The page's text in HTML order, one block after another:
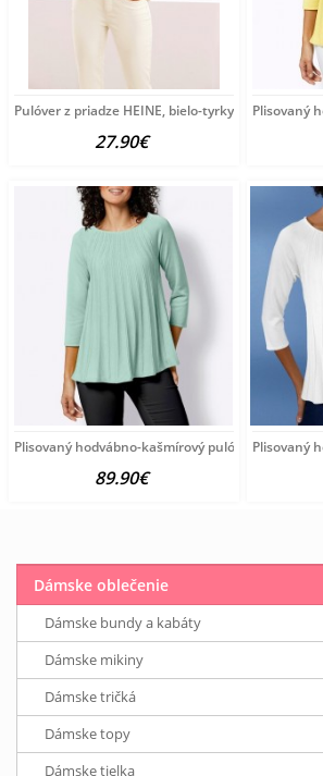
Pulóver z priadze HEINE, bielo-tyrkysový
27.90€
Plisovaný
Plisovaný hodvábno-kašmírový pulóver vzhľadom
89.90€
Plisovaný
Dámske oblečenie
Dámske bundy a kabáty
Dámske mikiny
Dámske tričká
Dámske topy
Dámske tielka